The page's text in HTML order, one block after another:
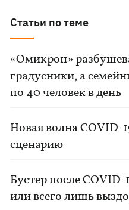
Статьи по теме
«Омикрон»
градусники, а
по 40 человек в день
Новая волна COVID-
сценарию
Бустер после
или всего лишь